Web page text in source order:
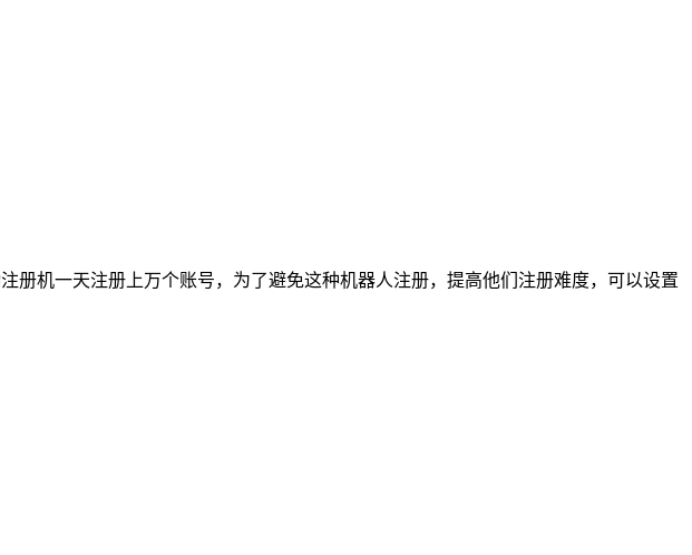
机一天注册上万个账号，为了避免这种机器人注册，提高他们注册难度，可以设置